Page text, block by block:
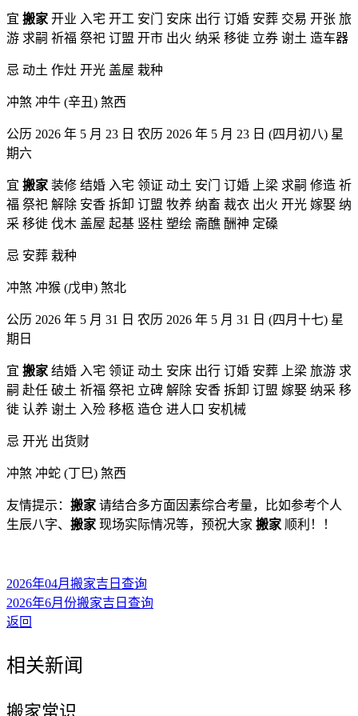
宜 搬家 开业 入宅 开工 安门 安床 出行 订婚 安葬 交易 开张 旅
游 求嗣 祈福 祭祀 订盟 开市 出火 纳采 移徙 立券 谢土 造车器
忌 动土 作灶 开光 盖屋 栽种
冲煞 冲牛 (辛丑) 煞西
公历 2026 年 5 月 23 日 农历 2026 年 5 月 23 日 (四月初八) 星
期六
宜 搬家 装修 结婚 入宅 领证 动土 安门 订婚 上梁 求嗣 修造 祈
福 祭祀 解除 安香 拆卸 订盟 牧养 纳畜 裁衣 出火 开光 嫁娶 纳
采 移徙 伐木 盖屋 起基 竖柱 塑绘 斋醮 酬神 定磉
忌 安葬 栽种
冲煞 冲猴 (戊申) 煞北
公历 2026 年 5 月 31 日 农历 2026 年 5 月 31 日 (四月十七) 星
期日
宜 搬家 结婚 入宅 领证 动土 安床 出行 订婚 安葬 上梁 旅游 求
嗣 赴任 破土 祈福 祭祀 立碑 解除 安香 拆卸 订盟 嫁娶 纳采 移
徙 认养 谢土 入殓 移柩 造仓 进人口 安机械
忌 开光 出货财
冲煞 冲蛇 (丁巳) 煞西
友情提示： 搬家 请结合多方面因素综合考量，比如参考个人
生辰八字、 搬家 现场实际情况等，预祝大家 搬家 顺利！！
2026年04月搬家吉日查询
2026年6月份搬家吉日查询
返回
相关新闻
搬家常识